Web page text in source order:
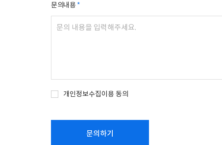
문의내용
개인정보수집이용 동의
문의하기